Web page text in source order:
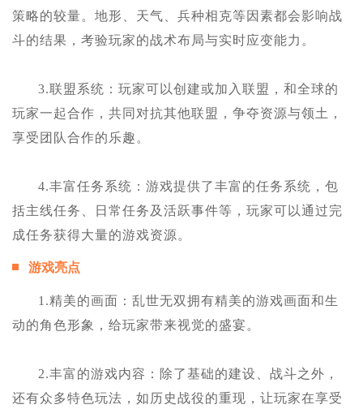
策略的较量。地形、天气、兵种相克等因素都会影响战
斗的结果，考验玩家的战术布局与实时应变能力。
3.联盟系统：玩家可以创建或加入联盟，和全球的
玩家一起合作，共同对抗其他联盟，争夺资源与领土，
享受团队合作的乐趣。
4.丰富任务系统：游戏提供了丰富的任务系统，包
括主线任务、日常任务及活跃事件等，玩家可以通过完
成任务获得大量的游戏资源。
游戏亮点
1.精美的画面：乱世无双拥有精美的游戏画面和生
动的角色形象，给玩家带来视觉的盛宴。
2.丰富的游戏内容：除了基础的建设、战斗之外，
还有众多特色玩法，如历史战役的重现，让玩家在享受